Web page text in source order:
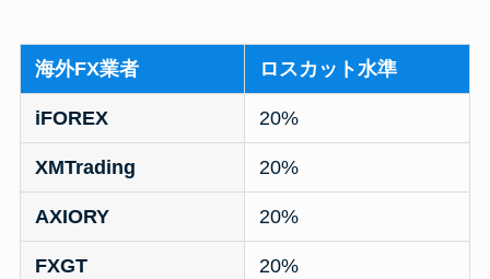
海外FX業者 ロスカット水準
iFOREX 20%
XMTrading 20%
AXIORY 20%
FXGT 20%